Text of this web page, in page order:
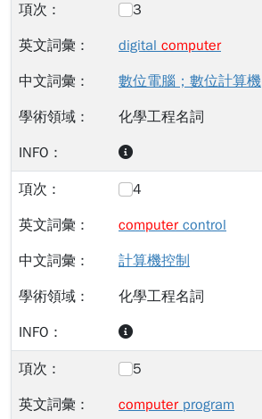
3
digital computer
數位電腦；數位計算機
化學工程名詞
4
computercontrol
計算機控制
化學工程名詞
5
computerprogram